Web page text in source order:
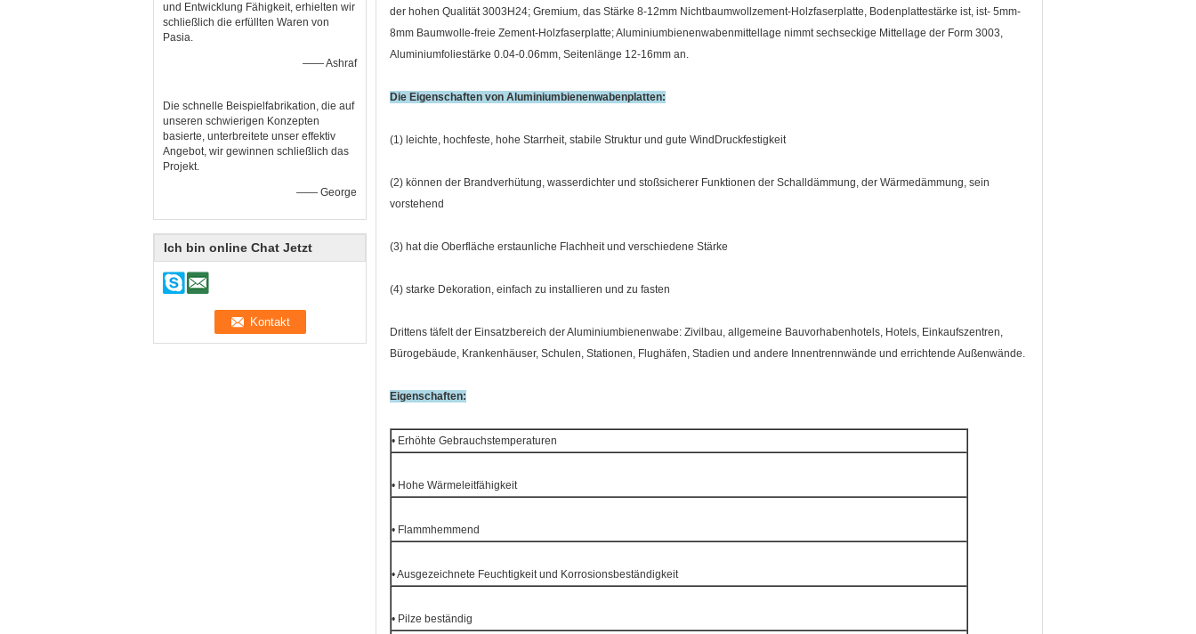
und Entwicklung Fähigkeit, erhielten wir
schließlich die erfüllten Waren von
Pasia.
—— Ashraf
Die schnelle Beispielfabrikation, die auf
unseren schwierigen Konzepten
basierte, unterbreitete unser effektiv
Angebot, wir gewinnen schließlich das
Projekt.
—— George
Ich bin online Chat Jetzt
der hohen Qualität 3003H24; Gremium, das Stärke 8-12mm Nichtbaumwollzement-Holzfaserplatte, Bodenplattestärke ist, ist- 5mm-
8mm Baumwolle-freie Zement-Holzfaserplatte; Aluminiumbienenwabenmittellage nimmt sechseckige Mittellage der Form 3003,
Aluminiumfoliestärke 0.04-0.06mm, Seitenlänge 12-16mm an.
Die Eigenschaften von Aluminiumbienenwabenplatten:
(1) leichte, hochfeste, hohe Starrheit, stabile Struktur und gute WindDruckfestigkeit
(2) können der Brandverhütung, wasserdichter und stoßsicherer Funktionen der Schalldämmung, der Wärmedämmung, sein
vorstehend
(3) hat die Oberfläche erstaunliche Flachheit und verschiedene Stärke
(4) starke Dekoration, einfach zu installieren und zu fasten
Drittens täfelt der Einsatzbereich der Aluminiumbienenwabe: Zivilbau, allgemeine Bauvorhabenhotels, Hotels, Einkaufszentren,
Bürogebäude, Krankenhäuser, Schulen, Stationen, Flughäfen, Stadien und andere Innentrennwände und errichtende Außenwände.
Eigenschaften:
• Erhöhte Gebrauchstemperaturen
• Hohe Wärmeleitfähigkeit
• Flammhemmend
• Ausgezeichnete Feuchtigkeit und Korrosionsbeständigkeit
• Pilze beständig